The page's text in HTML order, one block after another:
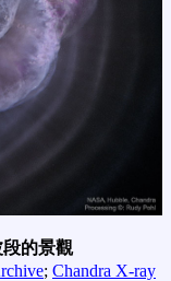
的景觀
; Chandra X-ray